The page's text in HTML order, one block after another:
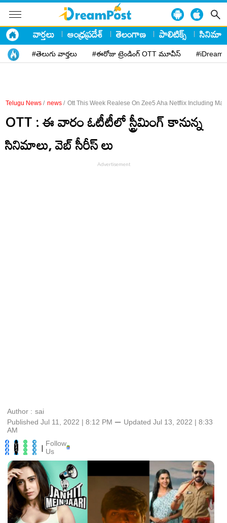
వార్తలు ఆంధ్రప్రదేశ్ తెలంగాణ పాలిటిక్స్ సినిమా
#తెలుగు వార్తలు #ఈరోజు ట్రెండింగ్ OTT మూవీస్
Telugu News / news / Ott This Week Realese On Zee5 Aha Netflix Including
OTT : ఈ వారం ఓటీటీలో స్ట్రీమింగ్ కానున్న‌
సినిమాలు, వెబ్ సీరీస్ లు
Author : sai
Published Jul 11, 2022 | 8:12 PM ⚊ Updated Jul 13, 2022 | 8:33
AM
| Follow
Us